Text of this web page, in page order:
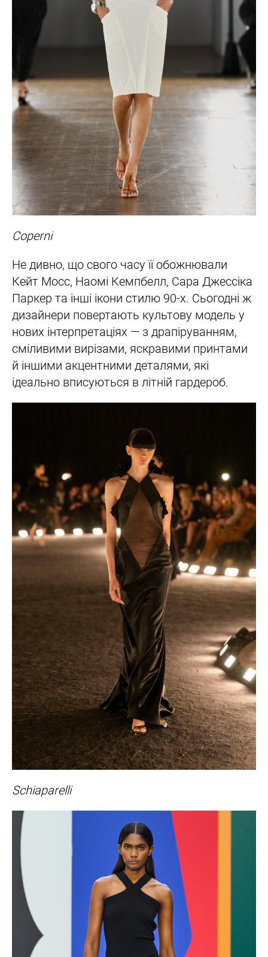
Coperni
Не дивно, що свого часу її обожнювали
Кейт Мосс, Наомі Кемпбелл, Сара Джессіка
Паркер та інші ікони стилю 90-х. Сьогодні ж
дизайнери повертають культову модель у
нових інтерпретаціях — з драпіруванням,
сміливими вирізами, яскравими принтами
й іншими акцентними деталями, які
ідеально вписуються в літній гардероб.
Schiaparelli